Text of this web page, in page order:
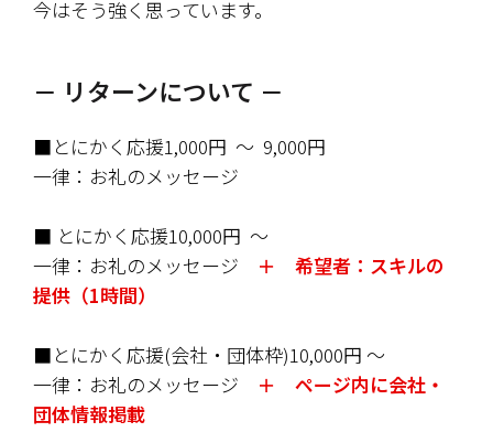
今はそう強く思っています。
－ リターンについて －
■とにかく応援1,000円  〜  9,000円
一律：お礼のメッセージ
■ とにかく応援10,000円  〜
一律：お礼のメッセージ ＋　希望者：スキルの
提供（1時間）
■ とにかく応援(会社・団体枠)10,000円 〜
一律：お礼のメッセージ ＋　ページ内に会社・
団体情報掲載